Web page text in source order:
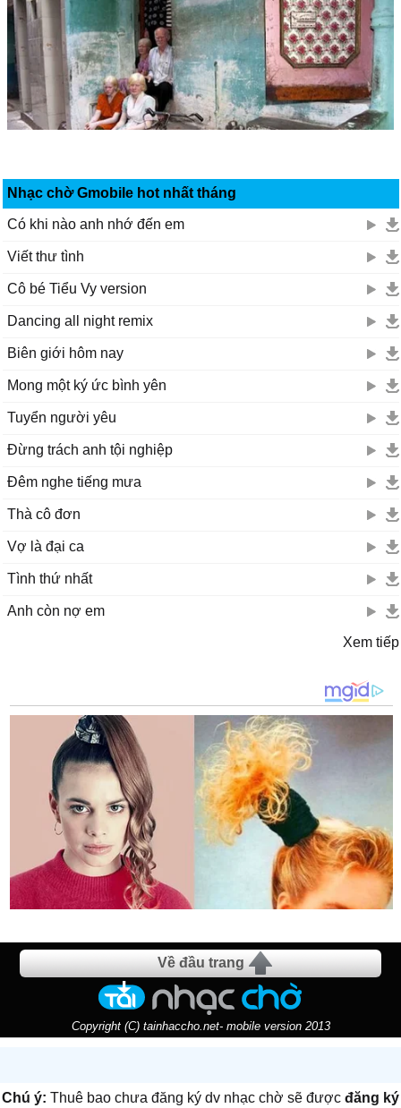
Nhạc chờ Gmobile hot nhất tháng
Có khi nào anh nhớ đến em
Viết thư tình
Cô bé Tiểu Vy version
Dancing all night remix
Biên giới hôm nay
Mong một ký ức bình yên
Tuyển người yêu
Đừng trách anh tội nghiệp
Đêm nghe tiếng mưa
Thà cô đơn
Vợ là đại ca
Tình thứ nhất
Anh còn nợ em
Xem tiếp
Về đầu trang
Copyright (C) tainhaccho.net- mobile version 2013
Chú ý: Thuê bao chưa đăng ký dv nhạc chờ sẽ được đăng ký